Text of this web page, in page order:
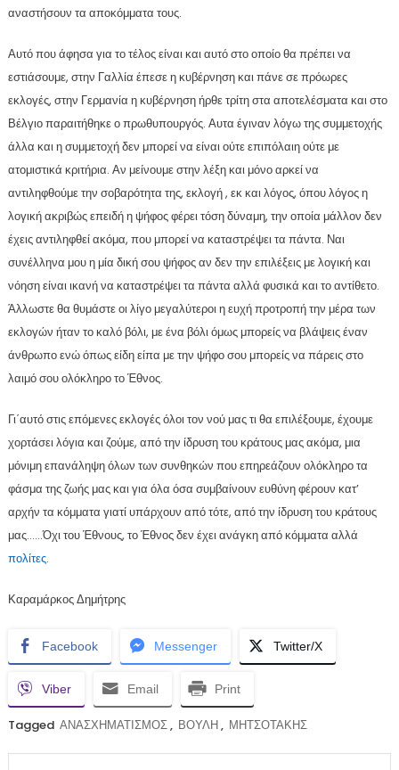
αναστήσουν τα αποκόμματα τους.
Αυτό που άφησα για το τέλος είναι και αυτό στο οποίο θα πρέπει να
εστιάσουμε, στην Γαλλία έπεσε η κυβέρνηση και πάνε σε πρόωρες
εκλογές, στην Γερμανία η κυβέρνηση ήρθε τρίτη στα αποτελέσματα και στο
Βέλγιο παραιτήθηκε ο πρωθυπουργός. Αυτα έγιναν λόγω της συμμετοχής
άλλα και η συμμετοχή δεν μπορεί να είναι ούτε επιπόλαιη ούτε με
ατομιστικά κριτήρια. Αν μείνουμε στην λέξη και μόνο αρκεί να
αντιληφθούμε την σοβαρότητα της, εκλογή , εκ και λόγος, όπου λόγος η
λογική ακριβώς επειδή η ψήφος φέρει τόση δύναμη, την οποία μάλλον δεν
έχεις αντιληφθεί ακόμα, που μπορεί να καταστρέψει τα πάντα. Ναι
συνέλληνα μου η μία δική σου ψήφος αν δεν την επιλέξεις με λογική και
νόηση είναι ικανή να καταστρέψει τα πάντα αλλά φυσικά και το αντίθετο.
Άλλωστε θα θυμάστε οι λίγο μεγαλύτεροι η ευχή προτροπή την μέρα των
εκλογών ήταν το καλό βόλι, με ένα βόλι όμως μπορείς να βλάψεις έναν
άνθρωπο ενώ όπως είδη είπα με την ψήφο σου μπορείς να πάρεις στο
λαιμό σου ολόκληρο το Έθνος.
Γι΄αυτό στις επόμενες εκλογές όλοι τον νού μας τι θα επιλέξουμε, έχουμε
χορτάσει λόγια και ζούμε, από την ίδρυση του κράτους μας ακόμα, μια
μόνιμη επανάληψη όλων των συνθηκών που επηρεάζουν ολόκληρο τα
φάσμα της ζωής μας και για όλα όσα συμβαίνουν ευθύνη φέρουν κατ’
αρχήν τα κόμματα γιατί υπάρχουν από τότε, από την ίδρυση του κράτους
μας……Όχι του Έθνους, το Έθνος δεν έχει ανάγκη από κόμματα αλλά
πολίτες.
Καραμάρκος Δημήτρης
Facebook Messenger Twitter/X
Viber Email Print
Tagged ΑΝΑΣΧΗΜΑΤΙΣΜΟΣ, ΒΟΥΛΗ, ΜΗΤΣΟΤΑΚΗΣ